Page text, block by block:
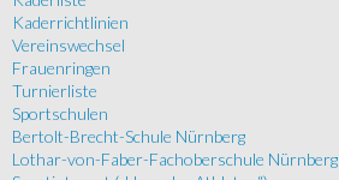
Kaderrichtlinien
Vereinswechsel
Frauenringen
Turnierliste
Sportschulen
Bertolt-Brecht-Schule Nürnberg
Lothar-von-Faber-Fachoberschule Nürnberg